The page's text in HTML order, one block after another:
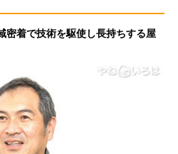
密着で技術を駆使し長持ちする屋